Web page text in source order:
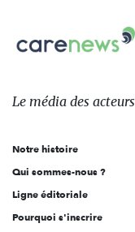
sur:
Carenews,
Le
des
l'engagement
Le média des acteurs
Notre histoire
Qui sommes-nous ?
Ligne éditoriale
Pourquoi s'inscrire